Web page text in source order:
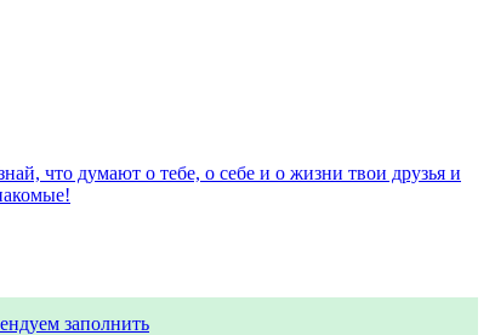
что думают о тебе, о себе и о жизни твои друзья и
заполнить